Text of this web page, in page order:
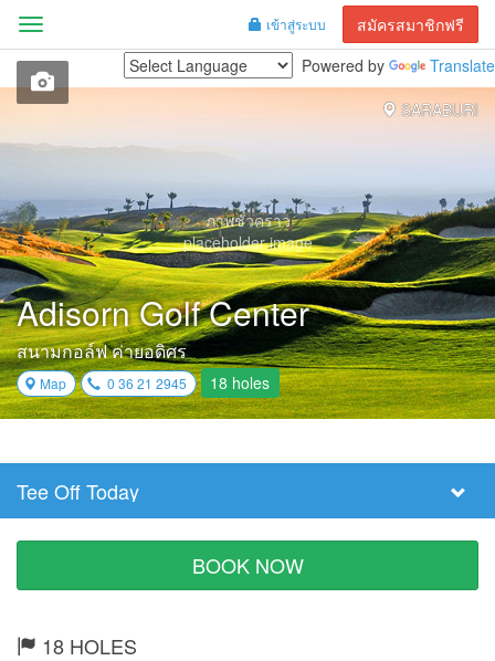
เข้าสู่ระบบ สมัครสมาชิกฟรี
Menu
Powered by
Translate
SARABURI
ภาพชั่วคราว
placeholder image
Adisorn Golf Center
สนามกอล์ฟ ค่ายอดิศร
Map 0 36 21 2945 18 holes
Select
Tee
Time
Tee Off Today
BOOK NOW
18 HOLES